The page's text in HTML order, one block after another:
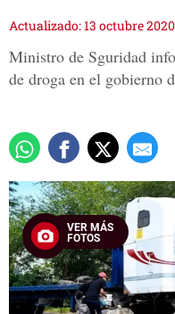
Actualizado: 13 octubre 2020
Ministro de Sguridad
de droga en el gobierno
VER MÁS
FOTOS